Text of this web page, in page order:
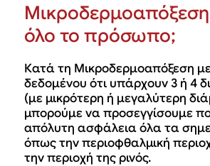
Μικροδερμοαπόξεση
όλο το πρόσωπο;
Κατά τη Μικροδερμοαπόξεση
δεδομένου ότι υπάρχουν 3 ή 4
(με μικρότερη ή μεγαλύτερη
μπορούμε να προσεγγίσουμε
απόλυτη ασφάλεια όλα τα
όπως την περιοφθαλμική
την περιοχή της ρινός.